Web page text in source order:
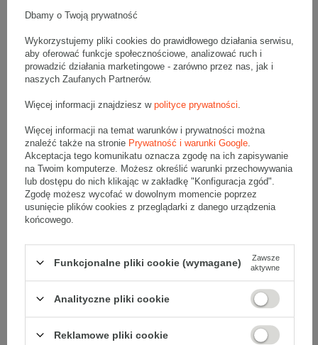
wysokość)
Opakowanie wykonane jest z tektury falistej 3-warstwowej, fala B
Wymiary:
• zewnętrzne:300x300x350 mm
• wewnętrzne:294x294x338 mm
• pojemność:
29 l
Materiał :
• tektura falista:3-warstwowa
• fala:B
• gramatura:320 g/m2
• kolor:
Szary
Dodatkowe
• typ fefco:F0201
• InPost C
• Pocztex L
• Orlen Paczka L
Dbamy o Twoją prywatność
Wykorzystujemy pliki cookies do prawidłowego działania serwisu,
aby oferować funkcje społecznościowe, analizować ruch i
prowadzić działania marketingowe - zarówno przez nas, jak i
naszych Zaufanych Partnerów.
Więcej informacji znajdziesz w polityce prywatności
Więcej informacji na temat warunków i prywatności można
znaleźć także na stronie Prywatność i warunki Google
Akceptacja tego komunikatu oznacza zgodę na ich zapisywanie
na Twoim komputerze. Możesz określić warunki przechowywania
lub dostępu do nich klikając w zakładkę "Konfiguracja zgód".
Zgodę możesz wycofać w dowolnym momencie poprzez
usunięcie plików cookies z przeglądarki z danego urządzenia
końcowego.
Funkcjonalne pliki cookie (wymagane)
Zawsze
aktywne
Analityczne pliki cookie
Reklamowe pliki cookie